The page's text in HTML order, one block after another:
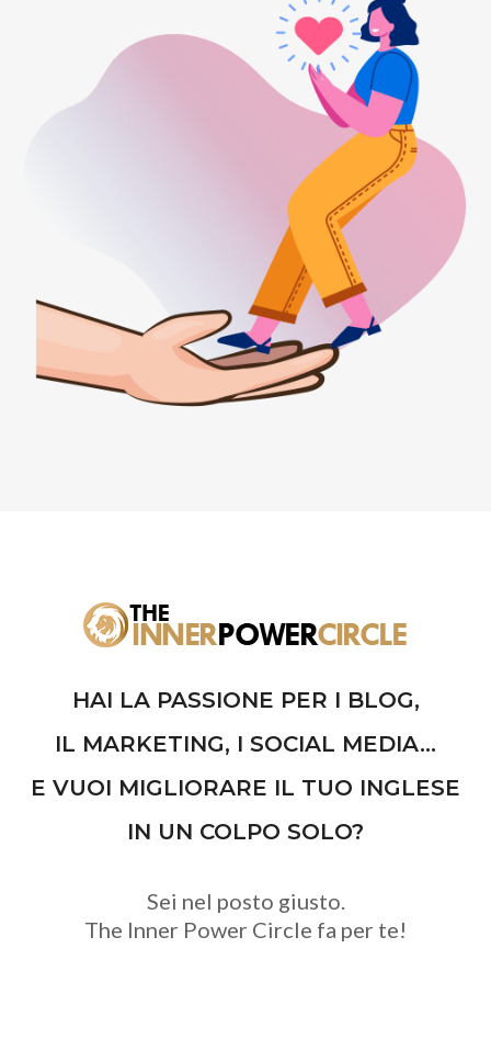
HAI LA PASSIONE PER I BLOG,
IL MARKETING, I SOCIAL MEDIA...
E VUOI MIGLIORARE IL TUO INGLESE
IN UN COLPO SOLO?
Sei nel posto giusto.
The Inner Power Circle fa per te!